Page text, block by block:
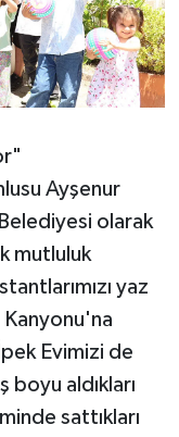
Ayşenur
olarak
mutluluk
yaz
Evimizi de
boyu aldıkları
sattıkları